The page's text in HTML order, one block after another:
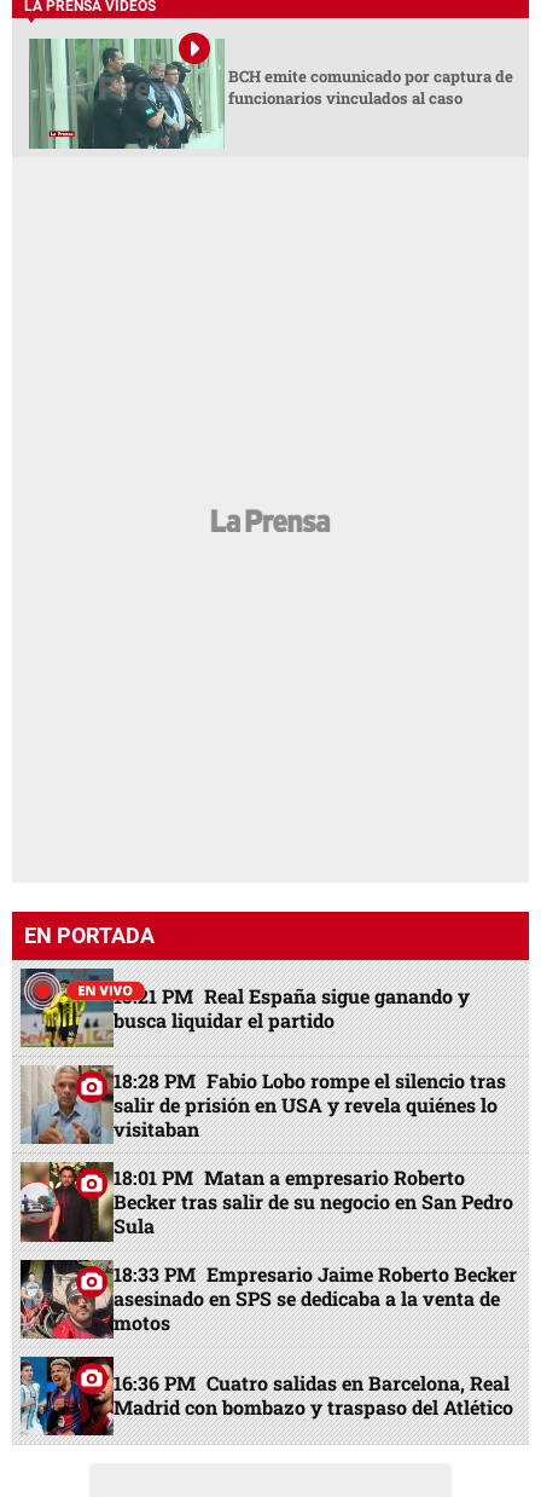
LA PRENSA VIDEOS
BCH emite comunicado por captura de
funcionarios vinculados al caso
EN PORTADA
15:21 PM Real España sigue ganando y
busca liquidar el partido
18:28 PM Fabio Lobo rompe el silencio tras
salir de prisión en USA y revela quiénes lo
visitaban
18:01 PM Matan a empresario Roberto
Becker tras salir de su negocio en San Pedro
Sula
18:33 PM Empresario Jaime Roberto Becker
asesinado en SPS se dedicaba a la venta de
motos
16:36 PM Cuatro salidas en Barcelona, Real
Madrid con bombazo y traspaso del Atlético